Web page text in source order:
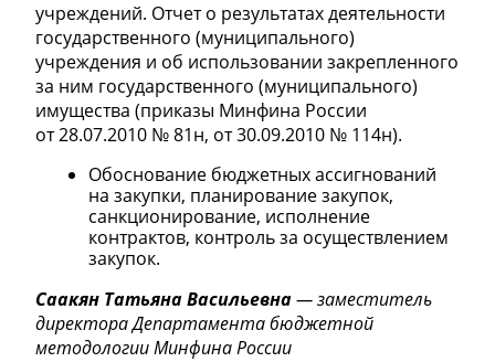
учреждений. Отчет о результатах деятельности
государственного (муниципального)
учреждения и об использовании закрепленного
за ним государственного (муниципального)
имущества (приказы Минфина России
от 28.07.2010 № 81н, от 30.09.2010 № 114н).
Обоснование бюджетных ассигнований
на закупки, планирование закупок,
санкционирование, исполнение
контрактов, контроль за осуществлением
закупок.
Саакян Татьяна Васильевна— заместитель
директора Департамента бюджетной
методологии Минфина России